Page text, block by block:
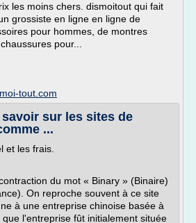
les moins chers. dismoitout qui fait
grossiste en ligne en ligne de
pour hommes, de montres
pour...
tout.com
sur les sites de
...
et les frais.
du mot « Binary » (Binaire)
On reproche souvent à ce site
à une entreprise chinoise basée à
l'entreprise fût initialement située